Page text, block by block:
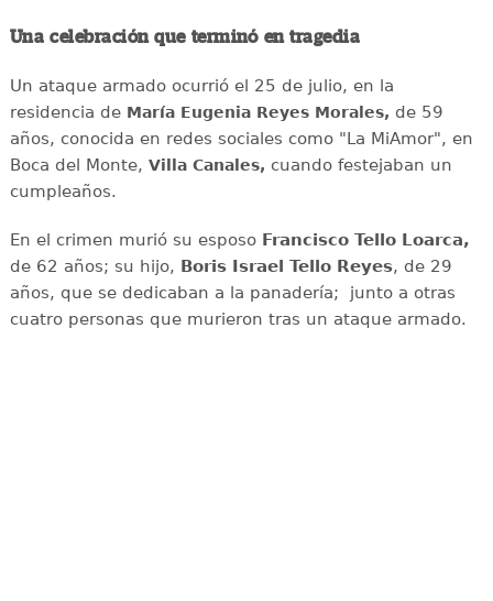
Una celebración que terminó en tragedia
Un ataque armado ocurrió el 25 de julio, en la
residencia de María Eugenia Reyes Morales, de 59
años, conocida en redes sociales como "La MiAmor", en
Boca del Monte, Villa Canales, cuando festejaban un
cumpleaños.
En el crimen murió su esposoFrancisco Tello Loarca,
de 62 años; su hijo, Boris Israel Tello Reyes, de 29
años, que se dedicaban a la panadería; junto a otras
cuatro personas que murieron tras un ataque armado.